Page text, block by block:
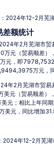
：2024年12-2月芜
差额统计
年2月芜湖市贸
元（贸易顺差）
元，即7978,7532
万元，
年2月芜湖市贸易
美元（贸易顺差）
元；相比上年同期
美元，同比增加
2024年12-2月芜湖